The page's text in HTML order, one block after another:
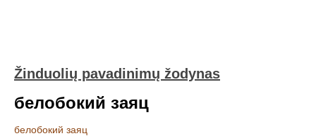
Žinduolių pavadinimų žodynas
белобокий заяц
белобокий заяц